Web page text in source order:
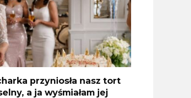
przyniosła nasz tort
a ja wyśmiałam jej